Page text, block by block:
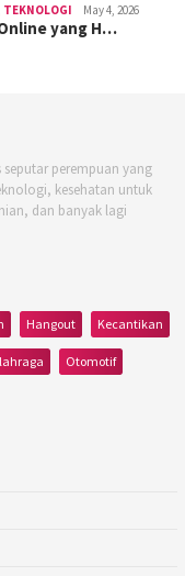
TEKNOLOGI May 4, 2026
yang H…
perempuan yang
kesehatan untuk
dan banyak lagi
Hangout Kecantikan
Otomotif